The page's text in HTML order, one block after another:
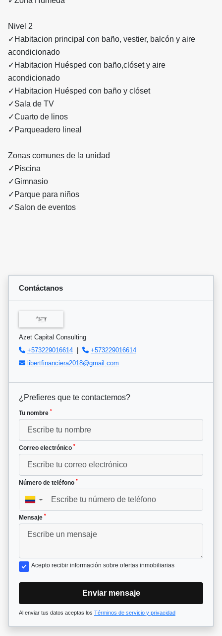
Nivel 2
✓Habitacion principal con baño, vestier, balcón y aire
acondicionado
✓Habitacion Huésped con baño,clóset y aire
acondicionado
✓Habitacion Huésped con baño y clóset
✓Sala de TV
✓Cuarto de linos
✓Parqueadero lineal
Zonas comunes de la unidad
✓Piscina
✓Gimnasio
✓Parque para niños
✓Salon de eventos
Contáctanos
Azet Capital Consulting
+573229016614 |
+573229016614
libertfinanciera2018@gmail.com
¿Prefieres que te contactemos?
Tu nombre *
Correo electrónico *
Número de teléfono *
▼
Mensaje *
Acepto recibir información sobre ofertas inmobiliarias
Enviar mensaje
Al enviar tus datos aceptas los Términos de servicio y privacidad